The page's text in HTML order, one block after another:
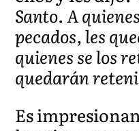
Santo. A
pecados, les
quienes se los
quedarán
Es